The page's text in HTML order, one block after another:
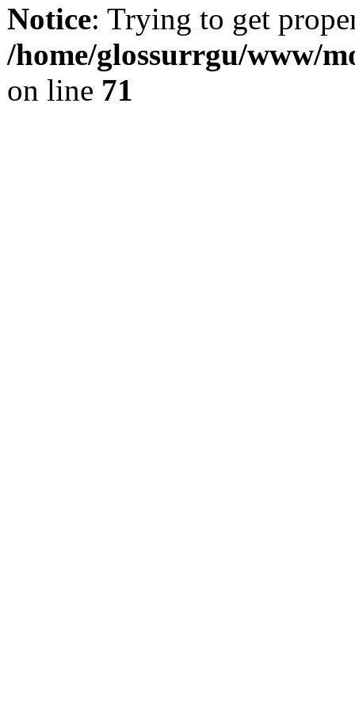
Notice: Trying to get
/home/glossurrgu/www/
on line 71